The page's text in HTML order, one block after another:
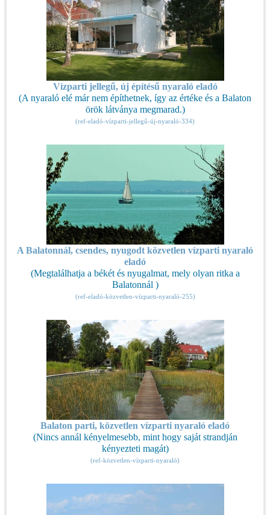
Vízparti jellegű, új építésű nyaraló eladó
(A nyaraló elé már nem építhetnek, így az értéke és a Balaton
örök látványa megmarad.)
(ref-eladó-vízparti-jellegű-új-nyaraló-334)
A Balatonnál, csendes, nyugodt közvetlen vízparti nyaraló
eladó
(Megtalálhatja a békét és nyugalmat, mely olyan ritka a
Balatonnál )
(ref-eladó-közvetlen-vízparti-nyaraló-255)
Balaton parti, közvetlen vízparti nyaraló eladó
(Nincs annál kényelmesebb, mint hogy saját strandján
kényezteti magát)
(ref-közvetlen-vízparti-nyaraló)